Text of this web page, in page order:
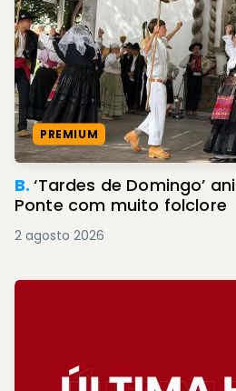
PREMIUM
B.‘Tardes de Domingo’
Ponte com muito folclore
2 agosto 2026